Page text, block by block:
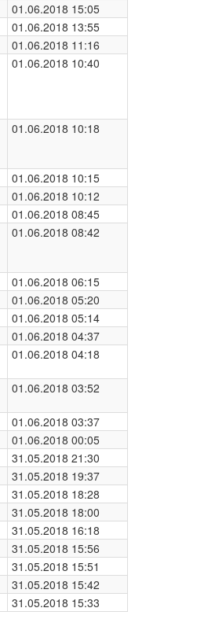
01.06.2018 15:05
01.06.2018 13:55
01.06.2018 11:16
01.06.2018 10:40
01.06.2018 10:18
01.06.2018 10:15
01.06.2018 10:12
01.06.2018 08:45
01.06.2018 08:42
01.06.2018 06:15
01.06.2018 05:20
01.06.2018 05:14
01.06.2018 04:37
01.06.2018 04:18
01.06.2018 03:52
01.06.2018 03:37
01.06.2018 00:05
31.05.2018 21:30
31.05.2018 19:37
31.05.2018 18:28
31.05.2018 18:00
31.05.2018 16:18
31.05.2018 15:56
31.05.2018 15:51
31.05.2018 15:42
31.05.2018 15:33